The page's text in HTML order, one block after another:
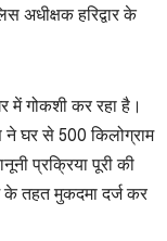
अधीक्षक हरिद्वार के
में गोकशी कर रहा है।
ने घर से 500 किलोग्राम
प्रक्रिया पूरी की
के तहत मुकदमा दर्ज कर